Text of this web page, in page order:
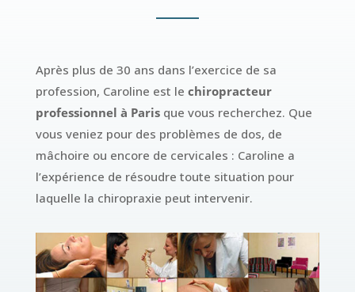
Après plus de 30 ans dans l’exercice de sa
profession, Caroline est le chiropracteur
professionnel à Parisque vous recherchez. Que
vous veniez pour des problèmes de dos, de
mâchoire ou encore de cervicales : Caroline a
l’expérience de résoudre toute situation pour
laquelle la chiropraxie peut intervenir.